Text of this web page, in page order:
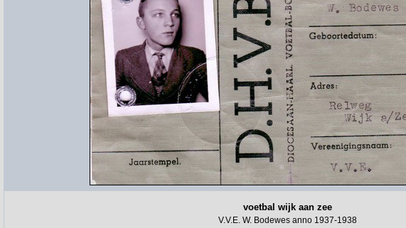
voetbal wijk aan zee
V.V.E. W. Bodewes anno 1937-1938